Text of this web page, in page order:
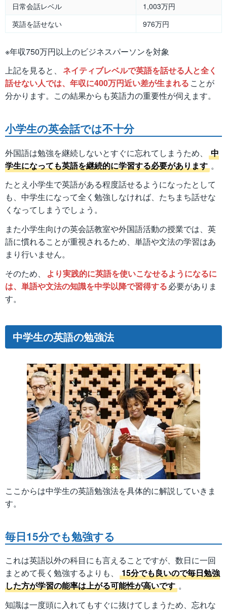
日常会話レベル
1,003万円
英語を話せない
976万円
※年収750万円以上のビジネスパーソンを対象
上記を見ると、 ネイティブレベルで英語を話せる人と全く
話せない人では、年収に400万円近い差が生まれる ことが
分かります。この結果からも英語力の重要性が伺えます。
小学生の英会話では不十分
外国語は勉強を継続しないとすぐに忘れてしまうため、
中
学生になっても英語を継続的に学習する必要があります 。
たとえ小学生で英語がある程度話せるようになったとして
も、中学生になって全く勉強しなければ、たちまち話せな
くなってしまうでしょう。
また小学生向けの英会話教室や外国語活動の授業では、英
語に慣れることが重視されるため、単語や文法の学習はあ
まり行いません。
そのため、
より実践的に英語を使いこなせるようになるに
は、単語や文法の知識を中学以降で習得する必要がありま
す。
中学生の英語の勉強法
ここからは中学生の英語勉強法を具体的に解説していきま
す。
毎日15分でも勉強する
これは英語以外の科目にも言えることですが、数日に一回
まとめて長く勉強するよりも、
15分でも良いので毎日勉強
した方が学習の能率は上がる可能性が高いです 。
知識は一度頭に入れてもすぐに抜けてしまうため、忘れな